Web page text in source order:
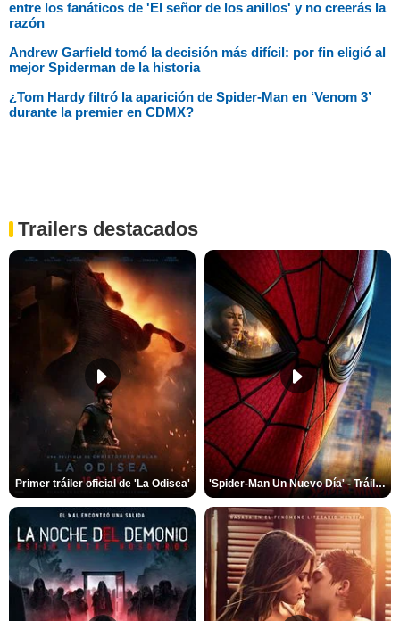
entre los fanáticos de 'El señor de los anillos' y no creerás la
razón
Andrew Garfield tomó la decisión más difícil: por fin eligió al
mejor Spiderman de la historia
¿Tom Hardy filtró la aparición de Spider-Man en ‘Venom 3’
durante la premier en CDMX?
Trailers destacados
Primer tráiler oficial de 'La Odisea' 'Spider-Man Un Nuevo Día' - Tráiler oficial subtitulado